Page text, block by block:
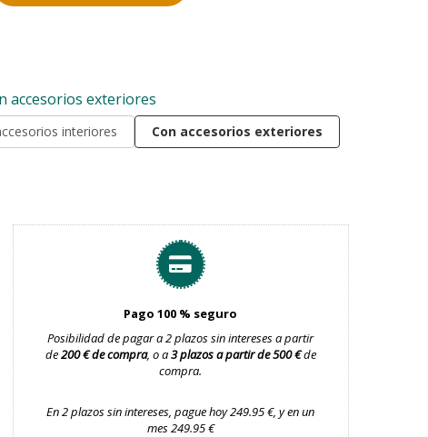
accesorios exteriores
interiores Con accesorios exteriores
Pago 100 % seguro
Posibilidad de pagar a 2 plazos sin intereses a partir
de200 € de compra, o a3 plazos a partir de 500 €de
compra.
En 2 plazos sin intereses, pague hoy 249.95 €, y en un
mes 249.95 €